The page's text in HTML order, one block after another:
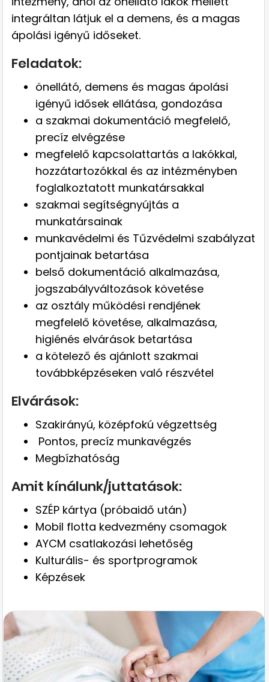
integráltan látjuk el a demens, és a magas
ápolási igényű időseket.
Feladatok:
önellátó, demens és magas ápolási
igényű idősek ellátása, gondozása
a szakmai dokumentáció megfelelő,
precíz elvégzése
megfelelő kapcsolattartás a lakókkal,
hozzátartozókkal és az intézményben
foglalkoztatott munkatársakkal
szakmai segítségnyújtás a
munkatársainak
munkavédelmi és Tűzvédelmi szabályzat
pontjainak betartása
belső dokumentáció alkalmazása,
jogszabályváltozások követése
az osztály működési rendjének
megfelelő követése, alkalmazása,
higiénés elvárások betartása
a kötelező és ajánlott szakmai
továbbképzéseken való részvétel
Elvárások:
Szakirányú, középfokú végzettség
Pontos, precíz munkavégzés
Megbízhatóság
Amit kínálunk/juttatások:
SZÉP kártya (próbaidő után)
Mobil flotta kedvezmény csomagok
AYCM csatlakozási lehetőség
Kulturális- és sportprogramok
Képzések